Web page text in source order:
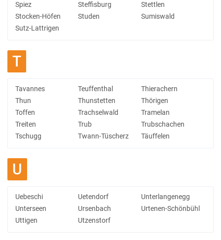
Spiez
Steffisburg
Stettlen
Stocken-Höfen
Studen
Sumiswald
Sutz-Lattrigen
T
Tavannes Teuffenthal
Thierachern
Thun
Thunstetten
Thörigen
Toffen
Trachselwald
Tramelan
Treiten
Trub
Trubschachen
Tschugg
Twann-Tüscherz Täuffelen
U
Uebeschi Uetendorf
Unterlangenegg
Unterseen
Ursenbach
Urtenen-Schönbühl
Uttigen
Utzenstorf